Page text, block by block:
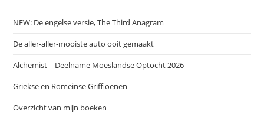
NEW: De engelse versie, The Third Anagram
De aller-aller-mooiste auto ooit gemaakt
Alchemist – Deelname Moeslandse Optocht 2026
Griekse en Romeinse Griffioenen
Overzicht van mijn boeken